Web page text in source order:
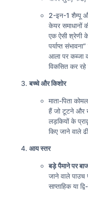
2-इन-1 शैम्पू
केयर समाधानों
एक ऐसी श्रेणी
पर्याप्त
आला पर कब्जा
विकसित कर रहे
बच्चे और किशोर
माता-पिता
हैं जो टूटने और
लड़कियों के
किए जाने वाले
आय स्तर
बड़े पैमाने पर
जाने वाले
साप्ताहिक या